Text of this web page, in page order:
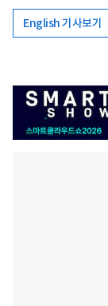
English 기사보기